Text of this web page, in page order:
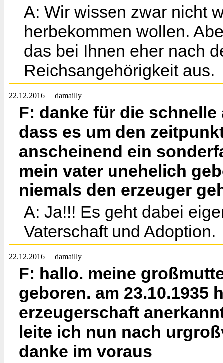
A: Wir wissen zwar nicht
herbekommen wollen.
das bei Ihnen eher nach
Reichsangehörigkeit aus.
22.12.2016 damailly
F: danke für die
dass es um den
anscheinend ein
mein vater unehelich
niemals den erzeuger
A: Ja!!! Es geht dabei
Vaterschaft und Adoption.
22.12.2016 damailly
F: hallo. meine
geboren. am 23.10.1935
erzeugerschaft
leite ich nun nach
danke im voraus